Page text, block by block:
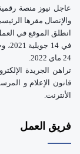
عاجل نيوز منصة
والإتصال مقرها
في
24 ماي 2022.
تراهن الجريدة
قانون الإعلام و
الأنترنت.
فريق العمل